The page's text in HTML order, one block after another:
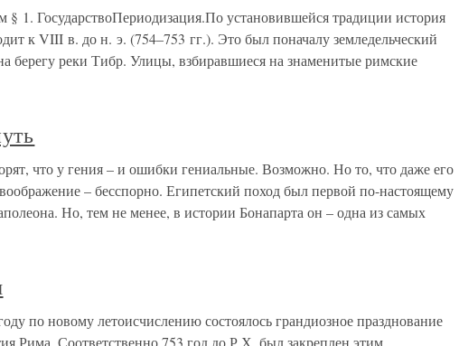
§ 1. ГосударствоПериодизация.По установившейся традиции история
к VIII в. до н. э. (754–753 гг.). Это был поначалу земледельческий
берегу реки Тибр. Улицы, взбиравшиеся на знаменитые римские
что у гения – и ошибки гениальные. Возможно. Но то, что даже его
– бесспорно. Египетский поход был первой по-настоящему
Но, тем не менее, в истории Бонапарта он – одна из самых
по новому летоисчислению состоялось грандиозное празднование
Рима. Соответственно 753 год до Р.Х. был закреплен этим